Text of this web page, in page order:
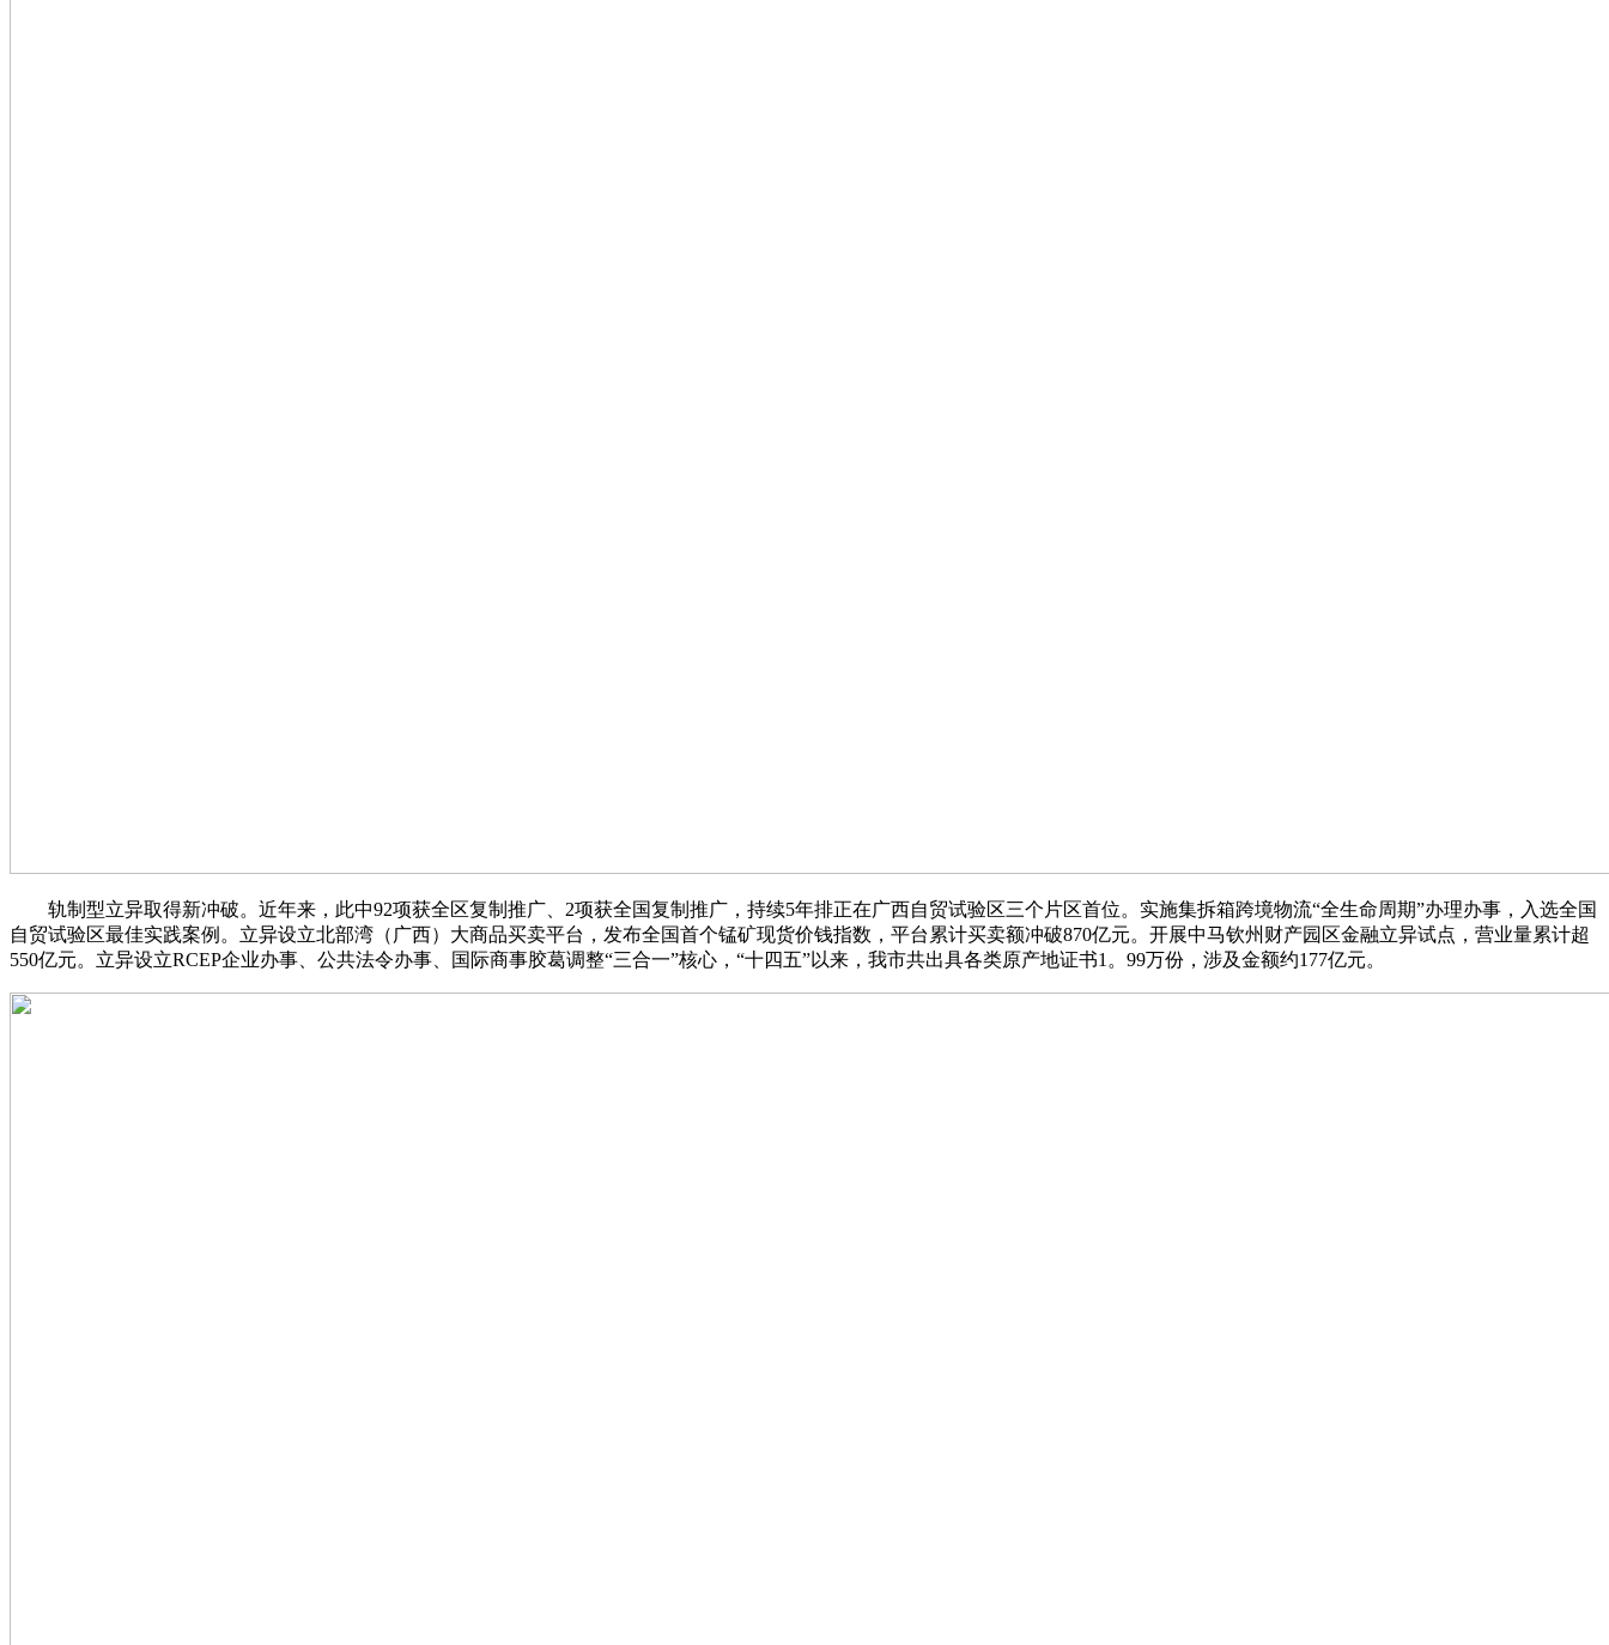
轨制型立异取得新冲破。近年来，此中92项获全区复制推广、2项获全国复制推广，持续5年排正在广西自贸试验区三个片区首位。实施集拆箱跨境物流“全生命周期”办理办事，入选全国
自贸试验区最佳实践案例。立异设立北部湾（广西）大商品买卖平台，发布全国首个锰矿现货价钱指数，平台累计买卖额冲破870亿元。开展中马钦州财产园区金融立异试点，营业量累计超
550亿元。立异设立RCEP企业办事、公共法令办事、国际商事胶葛调整“三合一”核心，“十四五”以来，我市共出具各类原产地证书1。99万份，涉及金额约177亿元。